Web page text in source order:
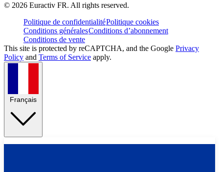
© 2026 Euractiv FR. All rights reserved.
Politique de confidentialitéPolitique cookies
Conditions généralesConditions d’abonnement
Conditions de vente
This site is protected by reCAPTCHA, and the Google Privacy
Policy and Terms of Service apply.
Français